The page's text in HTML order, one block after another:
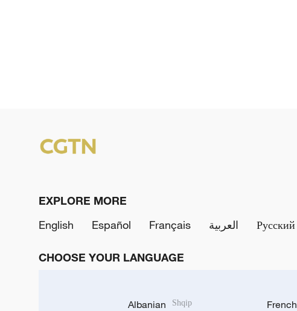
EXPLORE MORE
English
Español Français العربية Русский
CHOOSE YOUR LANGUAGE
Albanian Shqip French